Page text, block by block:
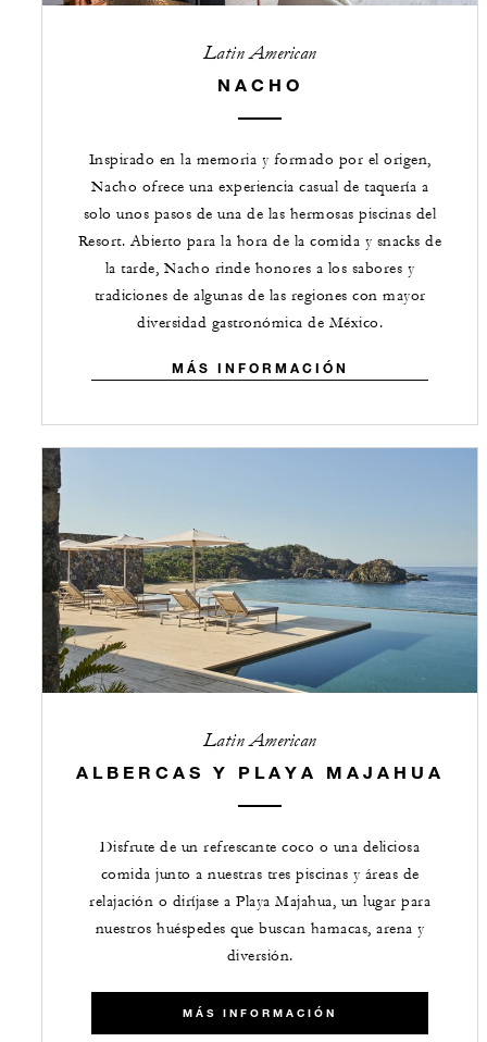
Latin American
NACHO
Inspirado en la memoria y formado por el origen,
Nacho ofrece una experiencia casual de taquería a
solo unos pasos de una de las hermosas piscinas del
Resort. Abierto para la hora de la comida y snacks de
la tarde, Nacho rinde honores a los sabores y
tradiciones de algunas de las regiones con mayor
diversidad gastronómica de México.
MÁS INFORMACIÓN
Latin American
ALBERCAS Y PLAYA MAJAHUA
Disfrute de un refrescante coco o una deliciosa
comida junto a nuestras tres piscinas y áreas de
relajación o diríjase a Playa Majahua, un lugar para
nuestros huéspedes que buscan hamacas, arena y
diversión.
MÁS INFORMACIÓN